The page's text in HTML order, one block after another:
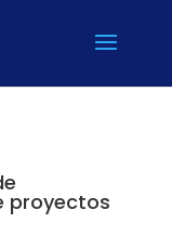
proyectos